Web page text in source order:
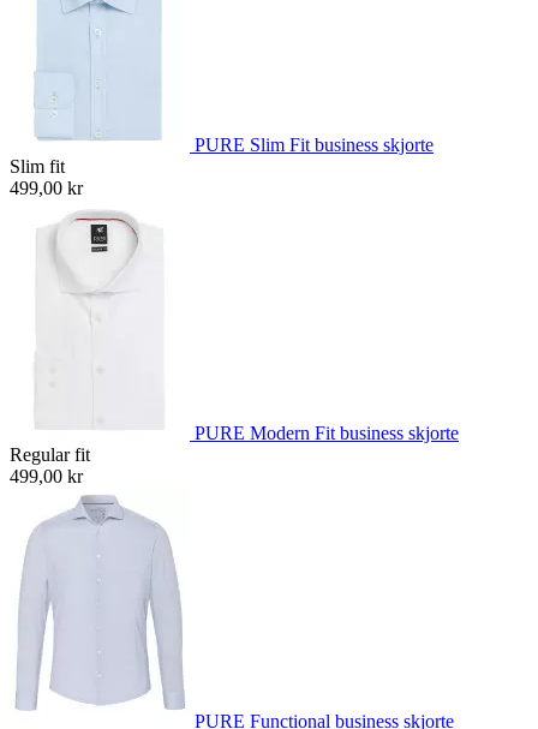
PURE Slim Fit business skjorte
Slim fit
499,00 kr
PURE Modern Fit business skjorte
Regular fit
499,00 kr
PURE Functional business skjorte